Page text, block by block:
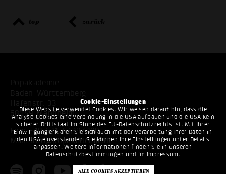
Cookie-Einstellungen
Diese Website verwendet Cookies. Wir weisen darauf hin, dass die
Analyse-Cookies eine Verbindung in die USA aufbauen und die USA kein
sicherer Drittstaat im Sinne des EU-Datenschutzrechts ist. Mit Ihrer
Einwilligung erklären Sie sich auch mit der Verarbeitung Ihrer Daten in
den USA einverstanden. Sie können Ihre Einstellungen unter Details
anpassen. Weitere Informationen finden Sie in unseren
Datenschutzbestimmungen und im Impressum .
top zurück
Popakademie
Baden-Württemberg
Hafenstr. 33
68159 Mannheim
Fon:+49 621 53397200
Mail:info@popakademie.de